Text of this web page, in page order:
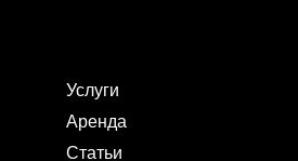
Услуги
Аренда
Статьи